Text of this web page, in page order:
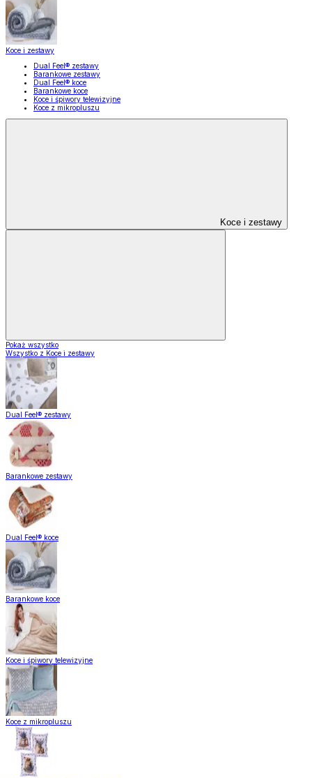
Koce i zestawy
Dual Feel® zestawy
Barankowe zestawy
Dual Feel® koce
Barankowe koce
Koce i śpiwory telewizyjne
Koce z mikropluszu
Koce i zestawy
Pokaż wszystko
Wszystko z Koce i zestawy
Dual Feel® zestawy
Barankowe zestawy
Dual Feel® koce
Barankowe koce
Koce i śpiwory telewizyjne
Koce z mikropluszu